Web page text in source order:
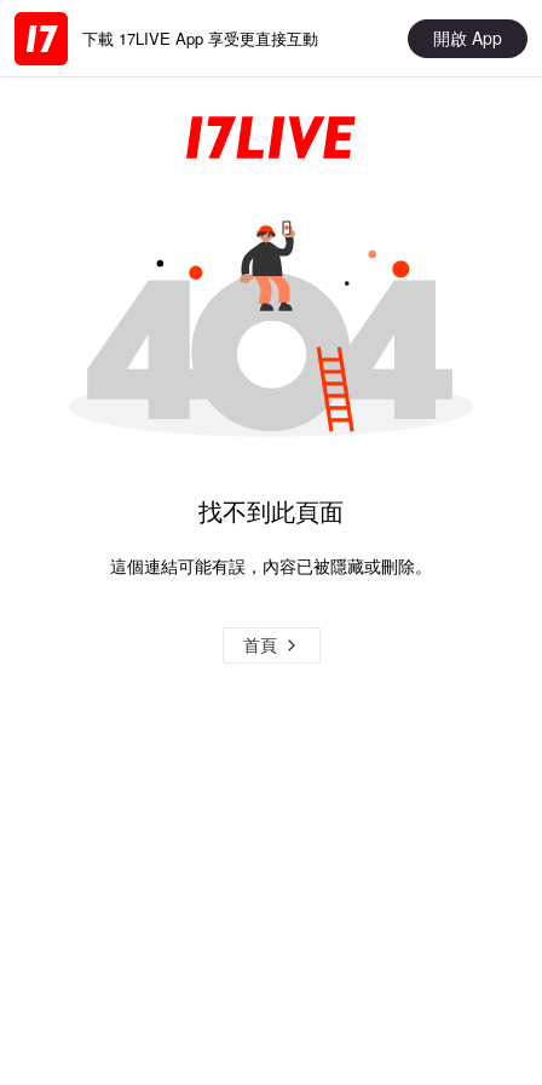
下載 17LIVE App 享受更直接互動 開啟 App
找不到此頁面
這個連結可能有誤，內容已被隱藏或刪除。
首頁